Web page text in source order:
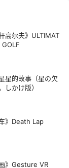
高尔夫》ULTIMAT
GOLF
星的故事（星の欠
しかけ版）
》Death Lap
》Gesture VR